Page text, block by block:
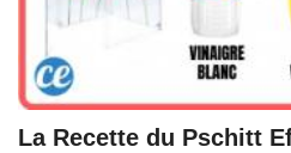
La Recette du Pschitt